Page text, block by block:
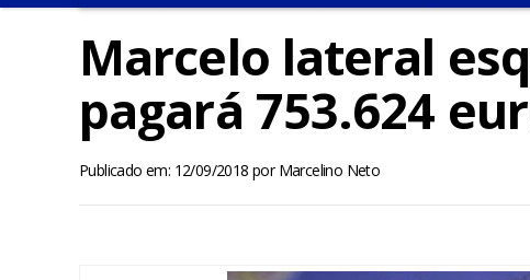
Marcelo lateral
pagará 753.624
Publicado em: 12/09/2018 porMarcelino Neto